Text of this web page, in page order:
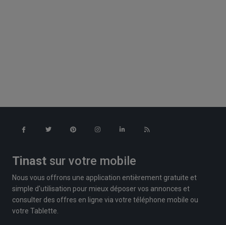
Tinast sur votre mobile
Nous vous offrons une application entièrement gratuite et
simple d'utilisation pour mieux déposer vos annonces et
consulter des offres en ligne via votre téléphone mobile ou
votre Tablette.